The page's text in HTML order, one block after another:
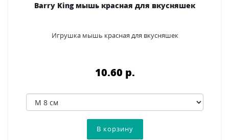
Barry King мышь красная для вкусняшек
Игрушка мышь красная для вкусняшек
10.60 p.